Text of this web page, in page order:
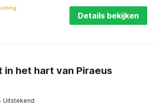
Details bekijken
het hart van Piraeus
· Uitstekend